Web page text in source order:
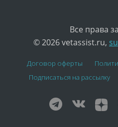
Все права
© 2026 vetassist.ru,
Договор оферты
Подписаться на рассылку